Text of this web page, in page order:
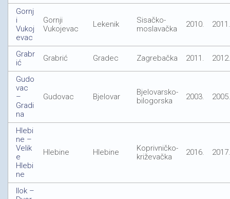
Gornj
i
Vukoj
evac
Gornji
Vukojevac
Lekenik
Sisačko-
moslavačka
2010. 2011.
Grabr
ić
Grabrić Gradec Zagrebačka 2011. 2012.
Gudo
vac
–
Gradi
na
Gudovac Bjelovar
Bjelovarsko-
bilogorska
2003. 2005.
Hlebi
ne –
Velik
e
Hlebi
ne
Hlebine Hlebine
Koprivničko-
križevačka
2016. 2017.
Ilok –